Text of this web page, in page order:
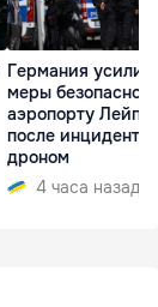
Германия усилит
меры
аэропорту
после инцидента
дроном
4 часа назад